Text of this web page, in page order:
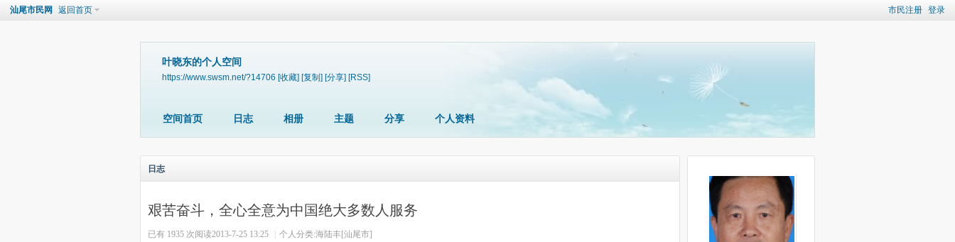
市民注册 登录
汕尾市民网 返回首页
叶晓东的个人空间
https://www.swsm.net/?14706 [收藏] [复制] [分享] [RSS]
空间首页 日志 相册 主题 分享 个人资料
日志
艰苦奋斗，全心全意为中国绝大多数人服务
已有 1935 次阅读2013-7-25 13:25 个人分类:海陆丰[汕尾市]